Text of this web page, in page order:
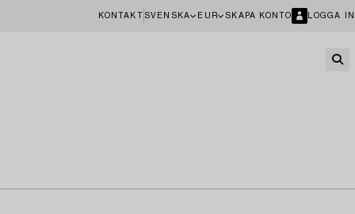
KONTAKT SVENSKA EUR SKAPA KONTO LOGGA IN